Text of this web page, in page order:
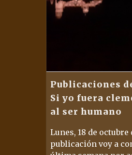
Publicaciones
Si yo fuera
al ser humano
Lunes, 18 de
publicación voy a